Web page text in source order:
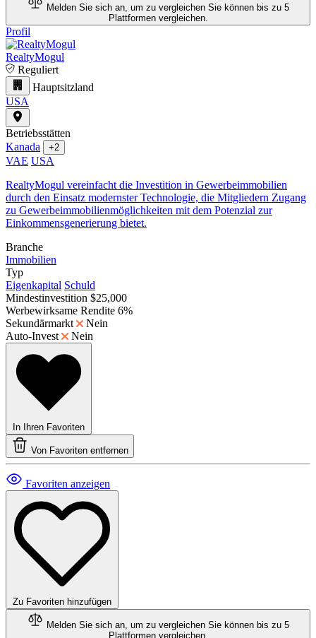
Melden Sie sich an, um zu vergleichen Sie können bis zu 5
Plattformen vergleichen.
Profil
RealtyMogul
Reguliert
Hauptsitzland
USA
Betriebsstätten
Kanada
+2
VAE USA
RealtyMogul vereinfacht die Investition in Gewerbeimmobilien
durch den Einsatz modernster Technologie, die Mitgliedern Zugang
zu Gewerbeimmobilienmöglichkeiten mit dem Potenzial zur
Einkommensgenerierung bietet.
Branche
Immobilien
Typ
Eigenkapital Schuld
Mindestinvestition $25,000
Werbewirksame Rendite 6%
Sekundärmarkt
Nein
Auto-Invest
Nein
In Ihren Favoriten
Von Favoriten entfernen
Favoriten anzeigen
Zu Favoriten hinzufügen
Melden Sie sich an, um zu vergleichen Sie können bis zu 5
Plattformen vergleichen.